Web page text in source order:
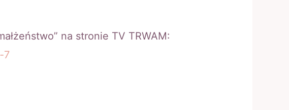
na stronie TV TRWAM:
7